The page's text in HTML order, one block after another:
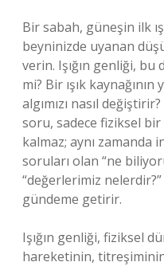
Bir sabah, güneşin ilk
beyninizde uyanan
verin. Işığın genliği,
mi? Bir ışık
algımızı nasıl
soru, sadece fiziksel
kalmaz; aynı zamanda
soruları olan “ne
“değerlerimiz
gündeme getirir.
Işığın genliği, fiziksel
hareketinin,